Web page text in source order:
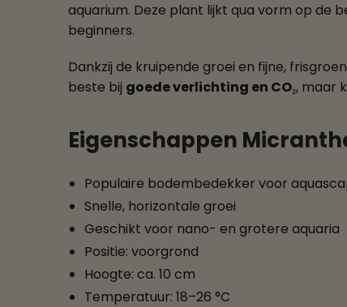
aquarium. Deze plant lijkt qua vorm op de
beginners.
Dankzij de kruipende groei en fijne,
beste bij goede verlichting en CO₂, maar
Eigenschappen
Populaire bodembedekker voor
Snelle, horizontale groei
Geschikt voor nano- en grotere aquaria
Positie: voorgrond
Hoogte: ca. 10 cm
Temperatuur: 18–26 °C